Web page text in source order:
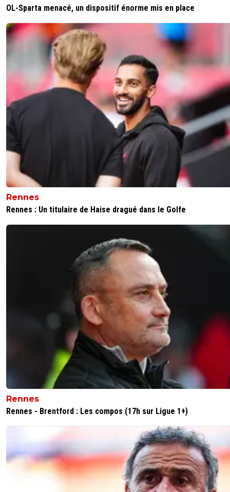
OL-Sparta menacé, un dispositif énorme mis en place
Rennes
Rennes : Un titulaire de Haise dragué dans le Golfe
Rennes
Rennes - Brentford : Les compos (17h sur Ligue 1+)